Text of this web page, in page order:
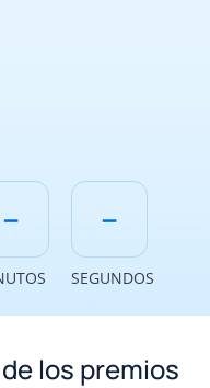
-- --
SEGUNDOS
los premios